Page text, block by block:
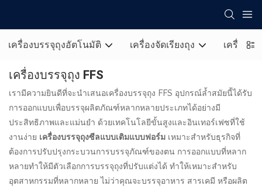
เครื่องบรรจุถุงอัตโนมัติ เครื่องจัดเรียงถุง เครื่องห่
เครื่องบรรจุถุง FFS
เรามีความยินดีที่จะนำเสนอเครื่องบรรจุถุง FFS อุปกรณ์ล้ำสมัยนี้ได้รับ
การออกแบบเพื่อบรรจุผลิตภัณฑ์หลากหลายประเภทได้อย่างมี
ประสิทธิภาพและแม่นยำ ด้วยเทคโนโลยีขั้นสูงและอินเทอร์เฟซที่ใช้
งานง่าย เครื่องบรรจุถุงซีลแบบเติมแบบฟอร์ม เหมาะสำหรับธุรกิจที่
ต้องการปรับปรุงกระบวนการบรรจุภัณฑ์ของตน การออกแบบที่หลาก
หลายทำให้มีตัวเลือกการบรรจุถุงที่ปรับแต่งได้ ทำให้เหมาะสำหรับ
อุตสาหกรรมที่หลากหลาย ไม่ว่าคุณจะบรรจุอาหาร สารเคมี หรือผลิต